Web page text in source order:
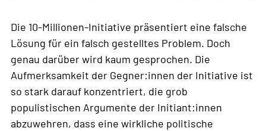
Die 10-Millionen-Initiative präsentiert eine falsche
Lösung für ein falsch gestelltes Problem. Doch
genau darüber wird kaum gesprochen. Die
Aufmerksamkeit der Gegner:innen der Initiative ist
so stark darauf konzentriert, die grob
populistischen Argumente der Initiant:innen
abzuwehren, dass eine wirkliche politische